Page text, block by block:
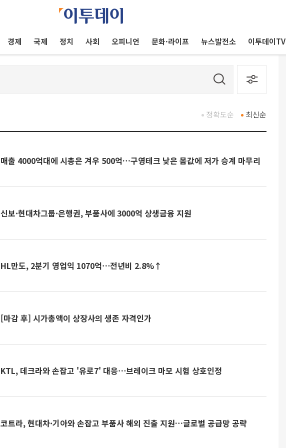
경제 국제 정치 사회 오피니언 문화·라이프 뉴스발전소 이투데이TV
최신순
정확도순
매출 4000억대에 시총은 겨우 500억…구영테크 낮은 몸값에 저가 승계 마무리
신보·현대차그룹·은행권, 부품사에 3000억 상생금융 지원
HL만도, 2분기 영업익 1070억⋯전년비 2.8%↑
[마감 후] 시가총액이 상장사의 생존 자격인가
KTL, 데크라와 손잡고 '유로7' 대응⋯브레이크 마모 시험 상호인정
코트라, 현대차·기아와 손잡고 부품사 해외 진출 지원…글로벌 공급망 공략